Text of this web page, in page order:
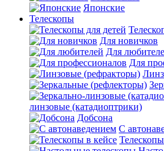
Японские
Телескопы
Для новичков
Для
Для
линзовые (катадиоптрики)
Добсона
С